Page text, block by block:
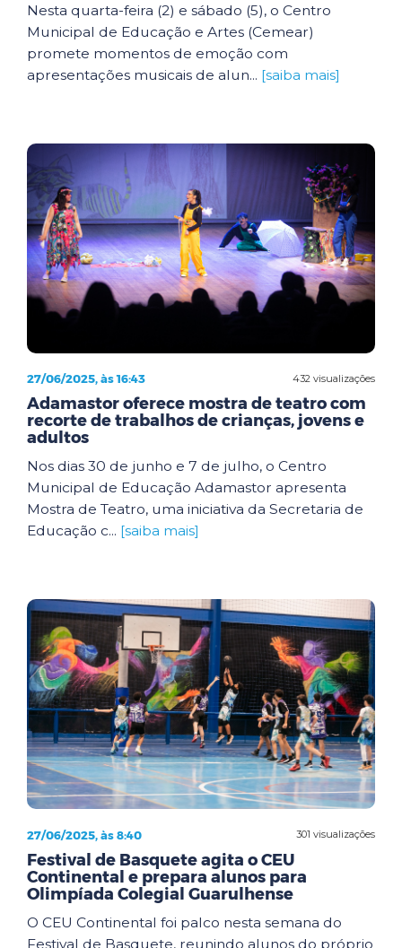
Nesta quarta-feira (2) e sábado (5), o Centro
Municipal de Educação e Artes (Cemear)
promete momentos de emoção com
apresentações musicais de alun... [saiba mais]
432 visualizações
27/06/2025, às 16:43
Adamastor oferece mostra de teatro com
recorte de trabalhos de crianças, jovens e
adultos
Nos dias 30 de junho e 7 de julho, o Centro
Municipal de Educação Adamastor apresenta
Mostra de Teatro, uma iniciativa da Secretaria de
Educação c... [saiba mais]
301 visualizações
27/06/2025, às 8:40
Festival de Basquete agita o CEU
Continental e prepara alunos para
Olimpíada Colegial Guarulhense
O CEU Continental foi palco nesta semana do
Festival de Basquete, reunindo alunos do próprio